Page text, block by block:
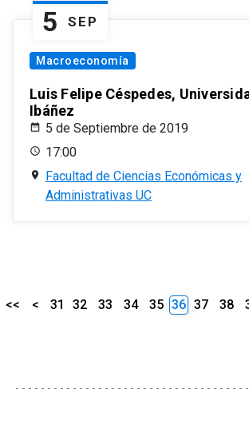
5 SEP
Macroeconomía
Luis Felipe Céspedes,
Ibáñez
5 de Septiembre de 2019
17:00
Facultad de Ciencias Económicas y
Administrativas UC
<< < 31 32 33 34 35 36 37 38